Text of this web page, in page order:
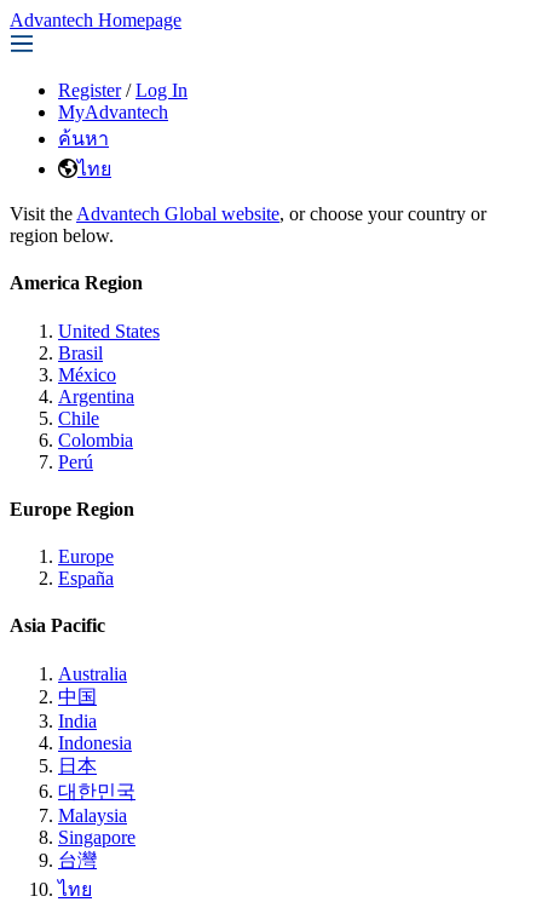
Advantech Homepage
Register / Log In
MyAdvantech
ค้นหา
ไทย
Visit the Advantech Global website, or choose your country or
region below.
America Region
United States
Brasil
México
Argentina
Chile
Colombia
Perú
Europe Region
Europe
España
Asia Pacific
Australia
中国
India
Indonesia
日本
대한민국
Malaysia
Singapore
台灣
ไทย